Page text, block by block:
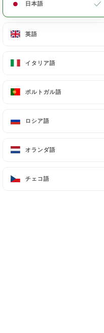
メニュー
日本語
英語
イタリア語
ポルトガル語
ロシア語
オランダ語
チェコ語
ホーム/ ギャラリー
日本語
英語
イタリア語
ポルトガル語
ロシア語
オランダ語
チェコ語